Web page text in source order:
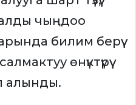
чыңдоо
билим берүү
өнүктүрүү
алынды.